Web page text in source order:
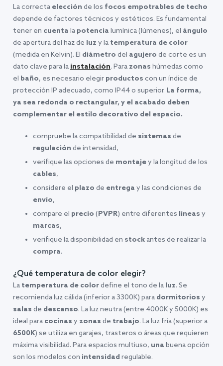
La correcta elección de los focos empotrables de techo
depende de factores técnicos y estéticos. Es fundamental
tener en cuenta la potencia lumínica (lúmenes), el ángulo
de apertura del haz de luz y la temperatura de color
(medida en Kelvin). El diámetro del agujero de corte es un
dato clave para lainstalación. Para zonas húmedas como
el baño, es necesario elegir productos con un índice de
protección IP adecuado, como IP44 o superior. La forma,
ya sea redonda o rectangular, y el acabado deben
complementar el estilo decorativo del espacio.
compruebe la compatibilidad de sistemas de
regulación de intensidad,
verifique las opciones de montajey la longitud de los
cables,
considere el plazo de entrega y las condiciones de
envío,
compare el precio (PVPR) entre diferentes líneas y
marcas,
verifique la disponibilidad en stock antes de realizar la
compra.
¿Qué temperatura de color elegir?
La temperatura de colordefine el tono de la luz. Se
recomienda luz cálida (inferior a 3300K) para dormitorios y
salas de descanso. La luz neutra (entre 4000K y 5000K) es
ideal para cocinas y zonas de trabajo. La luz fría (superior a
6500K) se utiliza en garajes, trasteros o áreas que requieren
máxima visibilidad. Para espacios multiuso, una buena opción
son los modelos con intensidad regulable.